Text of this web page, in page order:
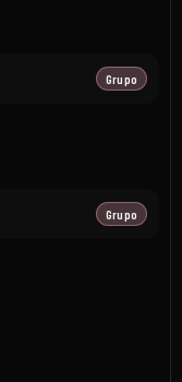
Grupo
Grupo